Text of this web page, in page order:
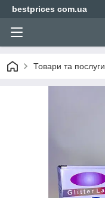
bestprices com.ua
Товари та послуги